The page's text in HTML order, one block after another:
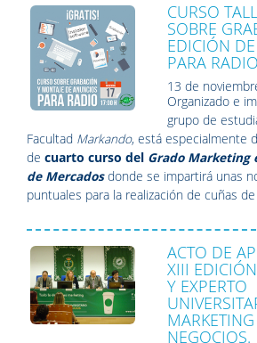
CURSO
SOBRE
EDICIÓN
PARA RADIO
13 de
Organizado e
grupo de
Facultad Markando, está especialmente
de cuarto curso del Grado Marketing
de Mercadosdonde se impartirá unas
puntuales para la realización de cuñas
ACTO DE
XIII
Y EXPERTO
NEGOCIOS.